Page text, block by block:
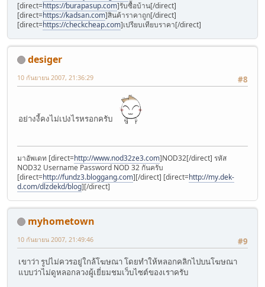
[direct=https://burapasup.com]รับซื้อบ้าน[/direct]
[direct=https://kadsan.com]สินค้าราคาถูก[/direct]
[direct=https://checkcheap.com]เปรียบเทียบราคา[/direct]
desiger
#8
10 กันยายน 2007, 21:36:29
อย่างงี้คงไม่เปงไรหรอกครับ
มาอัพเดท [direct=http://www.nod32ze3.com]NOD32[/direct] รหัส
NOD32 Username Password NOD 32 กันครับ
[direct=http://fundz3.bloggang.com][/direct] [direct=http://my.dek-
d.com/dlzdekd/blog][/direct]
myhometown
#9
10 กันยายน 2007, 21:49:46
เขาว่า รูปไม่ควรอยู่ใกล้โฆษณา โดยทำให้หลอกคลิกไปบนโฆษณา
แบบว่าไม่ดูหลอกลวงผู้เยี่ยมชมเว็บไซต์ของเราครับ